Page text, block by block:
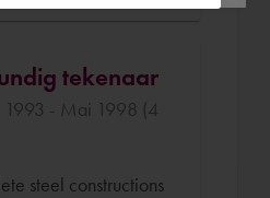
tekenaar
1993 - Mai 1998 (4
steel constructions